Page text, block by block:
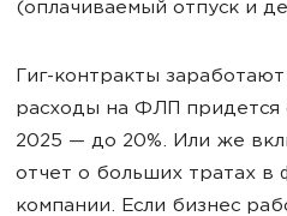
(оплачиваемый отпуск и
Гиг-контракты
расходы на ФЛП придется
2025 — до 20%. Или же
отчет о больших тратах в
компании. Если бизнес